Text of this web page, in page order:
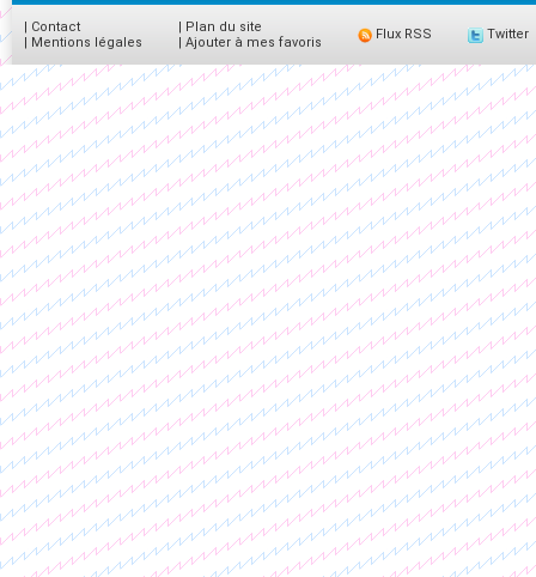
| Contact
| Mentions légales
| Plan du site
| Ajouter à mes favoris
Flux RSS Twitter